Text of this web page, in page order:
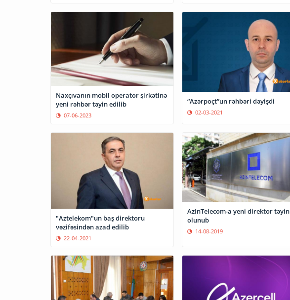
Naxçıvanın mobil operator şirkətinə
yeni rəhbər təyin edilib
07-06-2023
“Azərpoçt”un rəhbəri dəyişdi
02-03-2021
"Aztelekom"un baş direktoru
vəzifəsindən azad edilib
22-04-2021
AzInTelecom-a yeni direktor təyin
olunub
14-08-2019